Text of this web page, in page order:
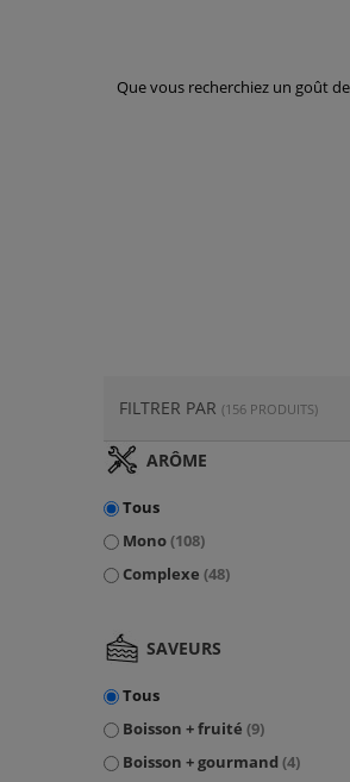
Que vous recherchiez un goût
FILTRER PAR (156 PRODUITS)
ARÔME
Tous
Mono(108)
Complexe (48)
SAVEURS
Tous
Boisson + fruité (9)
Boisson + gourmand (4)